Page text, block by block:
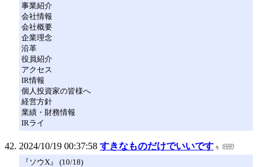
事業紹介
会社情報
会社概要
企業理念
沿革
役員紹介
アクセス
IR情報
個人投資家の皆様へ
経営方針
業績・財務情報
IRライ
2024/10/19 00:37:58 すきなものだけでいいです
『ソウX』 (10/18)